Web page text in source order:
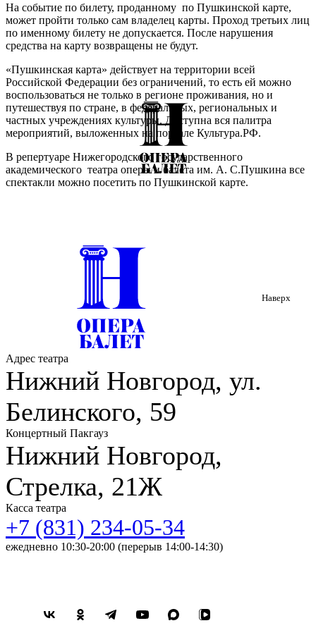
На событие по билету, проданному по Пушкинской карте,
может пройти только сам владелец карты. Проход третьих лиц
по именному билету не допускается. После нарушения
средства на карту возвращены не будут.
«Пушкинская карта» действует на территории всей
Российской Федерации без ограничений, то есть ей можно
воспользоваться не только в регионе проживания, но и
путешествуя по стране, в федеральных, региональных и
частных учреждениях культуры. Доступна вся палитра
мероприятий, выложенных на портале Культура.РФ.
В репертуаре Нижегородского государственного
академического театра оперы и балета им. А. С.Пушкина все
спектакли можно посетить по Пушкинской карте.
Наверх
Адрес театра
Нижний Новгород, ул.
Белинского, 59
Концертный Пакгауз
Нижний Новгород,
Стрелка, 21Ж
Касса театра
+7 (831) 234-05-34
ежедневно 10:30-20:00 (перерыв 14:00-14:30)